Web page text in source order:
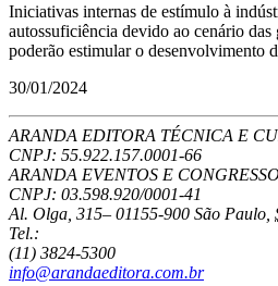
Iniciativas internas de estímulo à
autossuficiência devido ao cenário das
poderão estimular o desenvolvimento
30/01/2024
ARANDA EDITORA TÉCNICA E
CNPJ: 55.922.157.0001-66
ARANDA EVENTOS E
CNPJ: 03.598.920/0001-41
Al. Olga, 315– 01155-900 São Paulo
Tel.:
(11) 3824-5300
info@arandaeditora.com.br